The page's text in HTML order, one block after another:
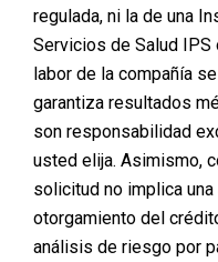
Posted on
Cuando tomas la
plástica, no solo
estético; estás
equipo médico. Por
de que el lugar
profesional y cuente
para garantizar el
nuestra…
regulada, ni la de una
Servicios de Salud IPS
labor de la compañía
garantiza resultados
son responsabilidad
usted elija. Asimismo,
solicitud no implica
otorgamiento del
análisis de riesgo por